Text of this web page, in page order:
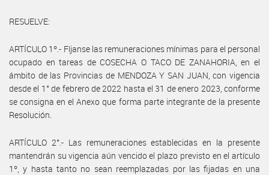
RESUELVE:
ARTÍCULO 1º.- Fíjanse las remuneraciones mínimas para el personal
ocupado en tareas de COSECHA O TACO DE ZANAHORIA, en el
ámbito de las Provincias de MENDOZA Y SAN JUAN, con vigencia
desde el 1° de febrero de 2022 hasta el 31 de enero 2023, conforme
se consigna en el Anexo que forma parte integrante de la presente
Resolución.
ARTÍCULO 2°.- Las remuneraciones establecidas en la presente
mantendrán su vigencia aún vencido el plazo previsto en el artículo
1º, y hasta tanto no sean reemplazadas por las fijadas en una